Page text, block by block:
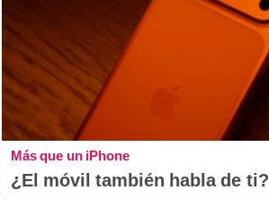
Más que un iPhone
¿El móvil también habla de ti?